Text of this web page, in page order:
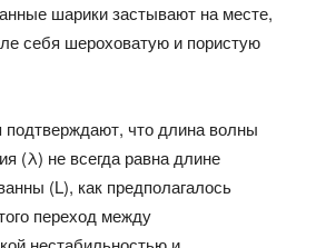
шарики застывают на месте,
себя шероховатую и пористую
что длина волны
(λ) не всегда равна длине
(L), как предполагалось
переход между